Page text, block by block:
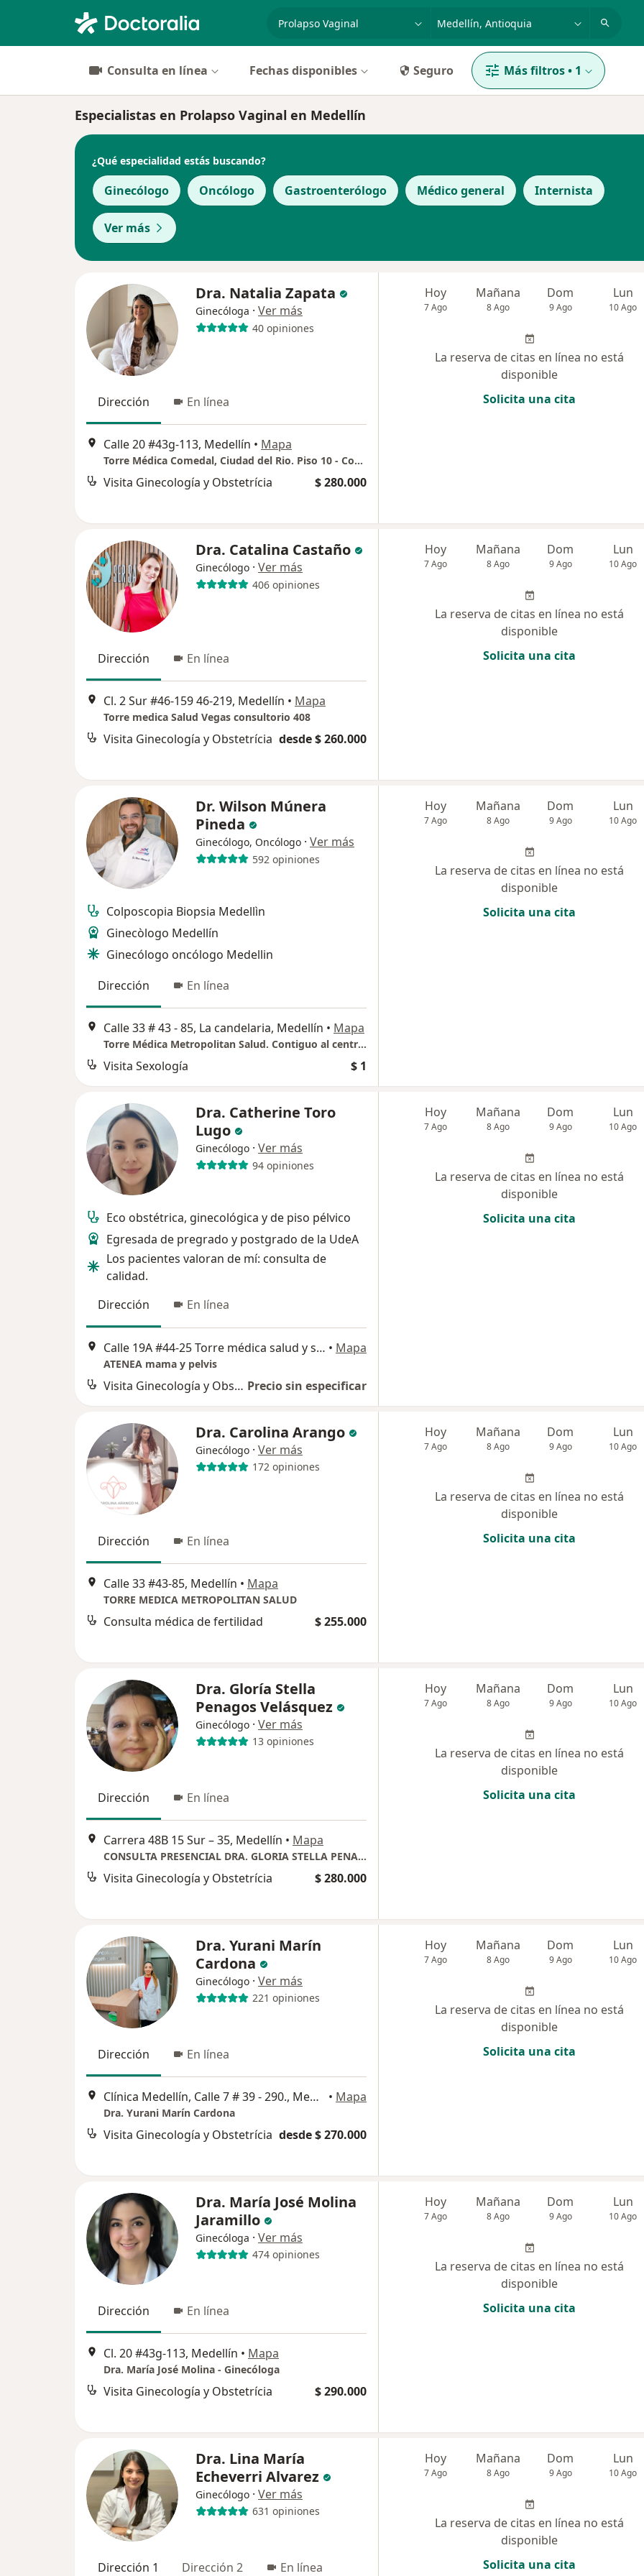
p. ej. Bogotá
Consulta en línea Fechas disponibles Seguro Más filtros• 1
Especialistas en Prolapso Vaginal en Medellín
¿Qué especialidad estás buscando?
Ginecólogo Oncólogo Gastroenterólogo Médico general Internista
Ver más
Dra. Natalia Zapata
Ginecóloga · Ver más
40 opiniones
Dirección En línea
Calle 20 #43g-113, Medellín • Mapa
Torre Médica Comedal, Ciudad del Rio. Piso 10 - Consultorio 1005
Visita Ginecología y Obstetrícia $ 280.000
Hoy
7 Ago
Mañana
8 Ago
Dom
9 Ago
Lun
10 Ago
La reserva de citas en línea no está
disponible
Solicita una cita
Dra. Catalina Castaño
Ginecólogo · Ver más
406 opiniones
Dirección En línea
Cl. 2 Sur #46-159 46-219, Medellín • Mapa
Torre medica Salud Vegas consultorio 408
Visita Ginecología y Obstetrícia desde $ 260.000
Hoy
7 Ago
Mañana
8 Ago
Dom
9 Ago
Lun
10 Ago
La reserva de citas en línea no está
disponible
Solicita una cita
Dr. Wilson Múnera
Pineda
Ginecólogo, Oncólogo · Ver más
592 opiniones
Colposcopia Biopsia Medellìn
Ginecòlogo Medellín
Ginecólogo oncólogo Medellin
Dirección
En línea
Calle 33 # 43 - 85, La candelaria, Medellín • Mapa
Torre Médica Metropolitan Salud. Contiguo al centro comercial San Diego y a Galerías de San Diego
Visita Sexología $ 1
Hoy
7 Ago
Mañana
8 Ago
Dom
9 Ago
Lun
10 Ago
La reserva de citas en línea no está
disponible
Solicita una cita
Dra. Catherine Toro
Lugo
Ginecólogo · Ver más
94 opiniones
Eco obstétrica, ginecológica y de piso pélvico
Egresada de pregrado y postgrado de la UdeA
Los pacientes valoran de mí: consulta de
calidad.
Dirección
En línea
Calle 19A #44-25 Torre médica salud y servicios, consultorio 2219, Medellín • Mapa
ATENEA mama y pelvis
Visita Ginecología y Obstetrícia Precio sin especificar
Hoy
7 Ago
Mañana
8 Ago
Dom
9 Ago
Lun
10 Ago
La reserva de citas en línea no está
disponible
Solicita una cita
Dra. Carolina Arango
Ginecólogo · Ver más
172 opiniones
Dirección En línea
Calle 33 #43-85, Medellín • Mapa
TORRE MEDICA METROPOLITAN SALUD
Consulta médica de fertilidad $ 255.000
Hoy
7 Ago
Mañana
8 Ago
Dom
9 Ago
Lun
10 Ago
La reserva de citas en línea no está
disponible
Solicita una cita
Dra. Gloría Stella
Penagos Velásquez
Ginecólogo · Ver más
13 opiniones
Dirección En línea
Carrera 48B 15 Sur – 35, Medellín • Mapa
CONSULTA PRESENCIAL DRA. GLORIA STELLA PENAGOS VELÁSQUEZ
Visita Ginecología y Obstetrícia $ 280.000
Hoy
7 Ago
Mañana
8 Ago
Dom
9 Ago
Lun
10 Ago
La reserva de citas en línea no está
disponible
Solicita una cita
Dra. Yurani Marín
Cardona
Ginecólogo · Ver más
221 opiniones
Dirección En línea
Clínica Medellín, Calle 7 # 39 - 290., Medellín • Mapa
Dra. Yurani Marín Cardona
Visita Ginecología y Obstetrícia desde $ 270.000
Hoy
7 Ago
Mañana
8 Ago
Dom
9 Ago
Lun
10 Ago
La reserva de citas en línea no está
disponible
Solicita una cita
Dra. María José Molina
Jaramillo
Ginecóloga · Ver más
474 opiniones
Dirección En línea
Cl. 20 #43g-113, Medellín • Mapa
Dra. María José Molina - Ginecóloga
Visita Ginecología y Obstetrícia $ 290.000
Hoy
7 Ago
Mañana
8 Ago
Dom
9 Ago
Lun
10 Ago
La reserva de citas en línea no está
disponible
Solicita una cita
Dra. Lina María
Echeverri Alvarez
Ginecólogo · Ver más
631 opiniones
Dirección 1 Dirección 2 En línea
Hoy
7 Ago
Mañana
8 Ago
Dom
9 Ago
Lun
10 Ago
La reserva de citas en línea no está
disponible
Solicita una cita